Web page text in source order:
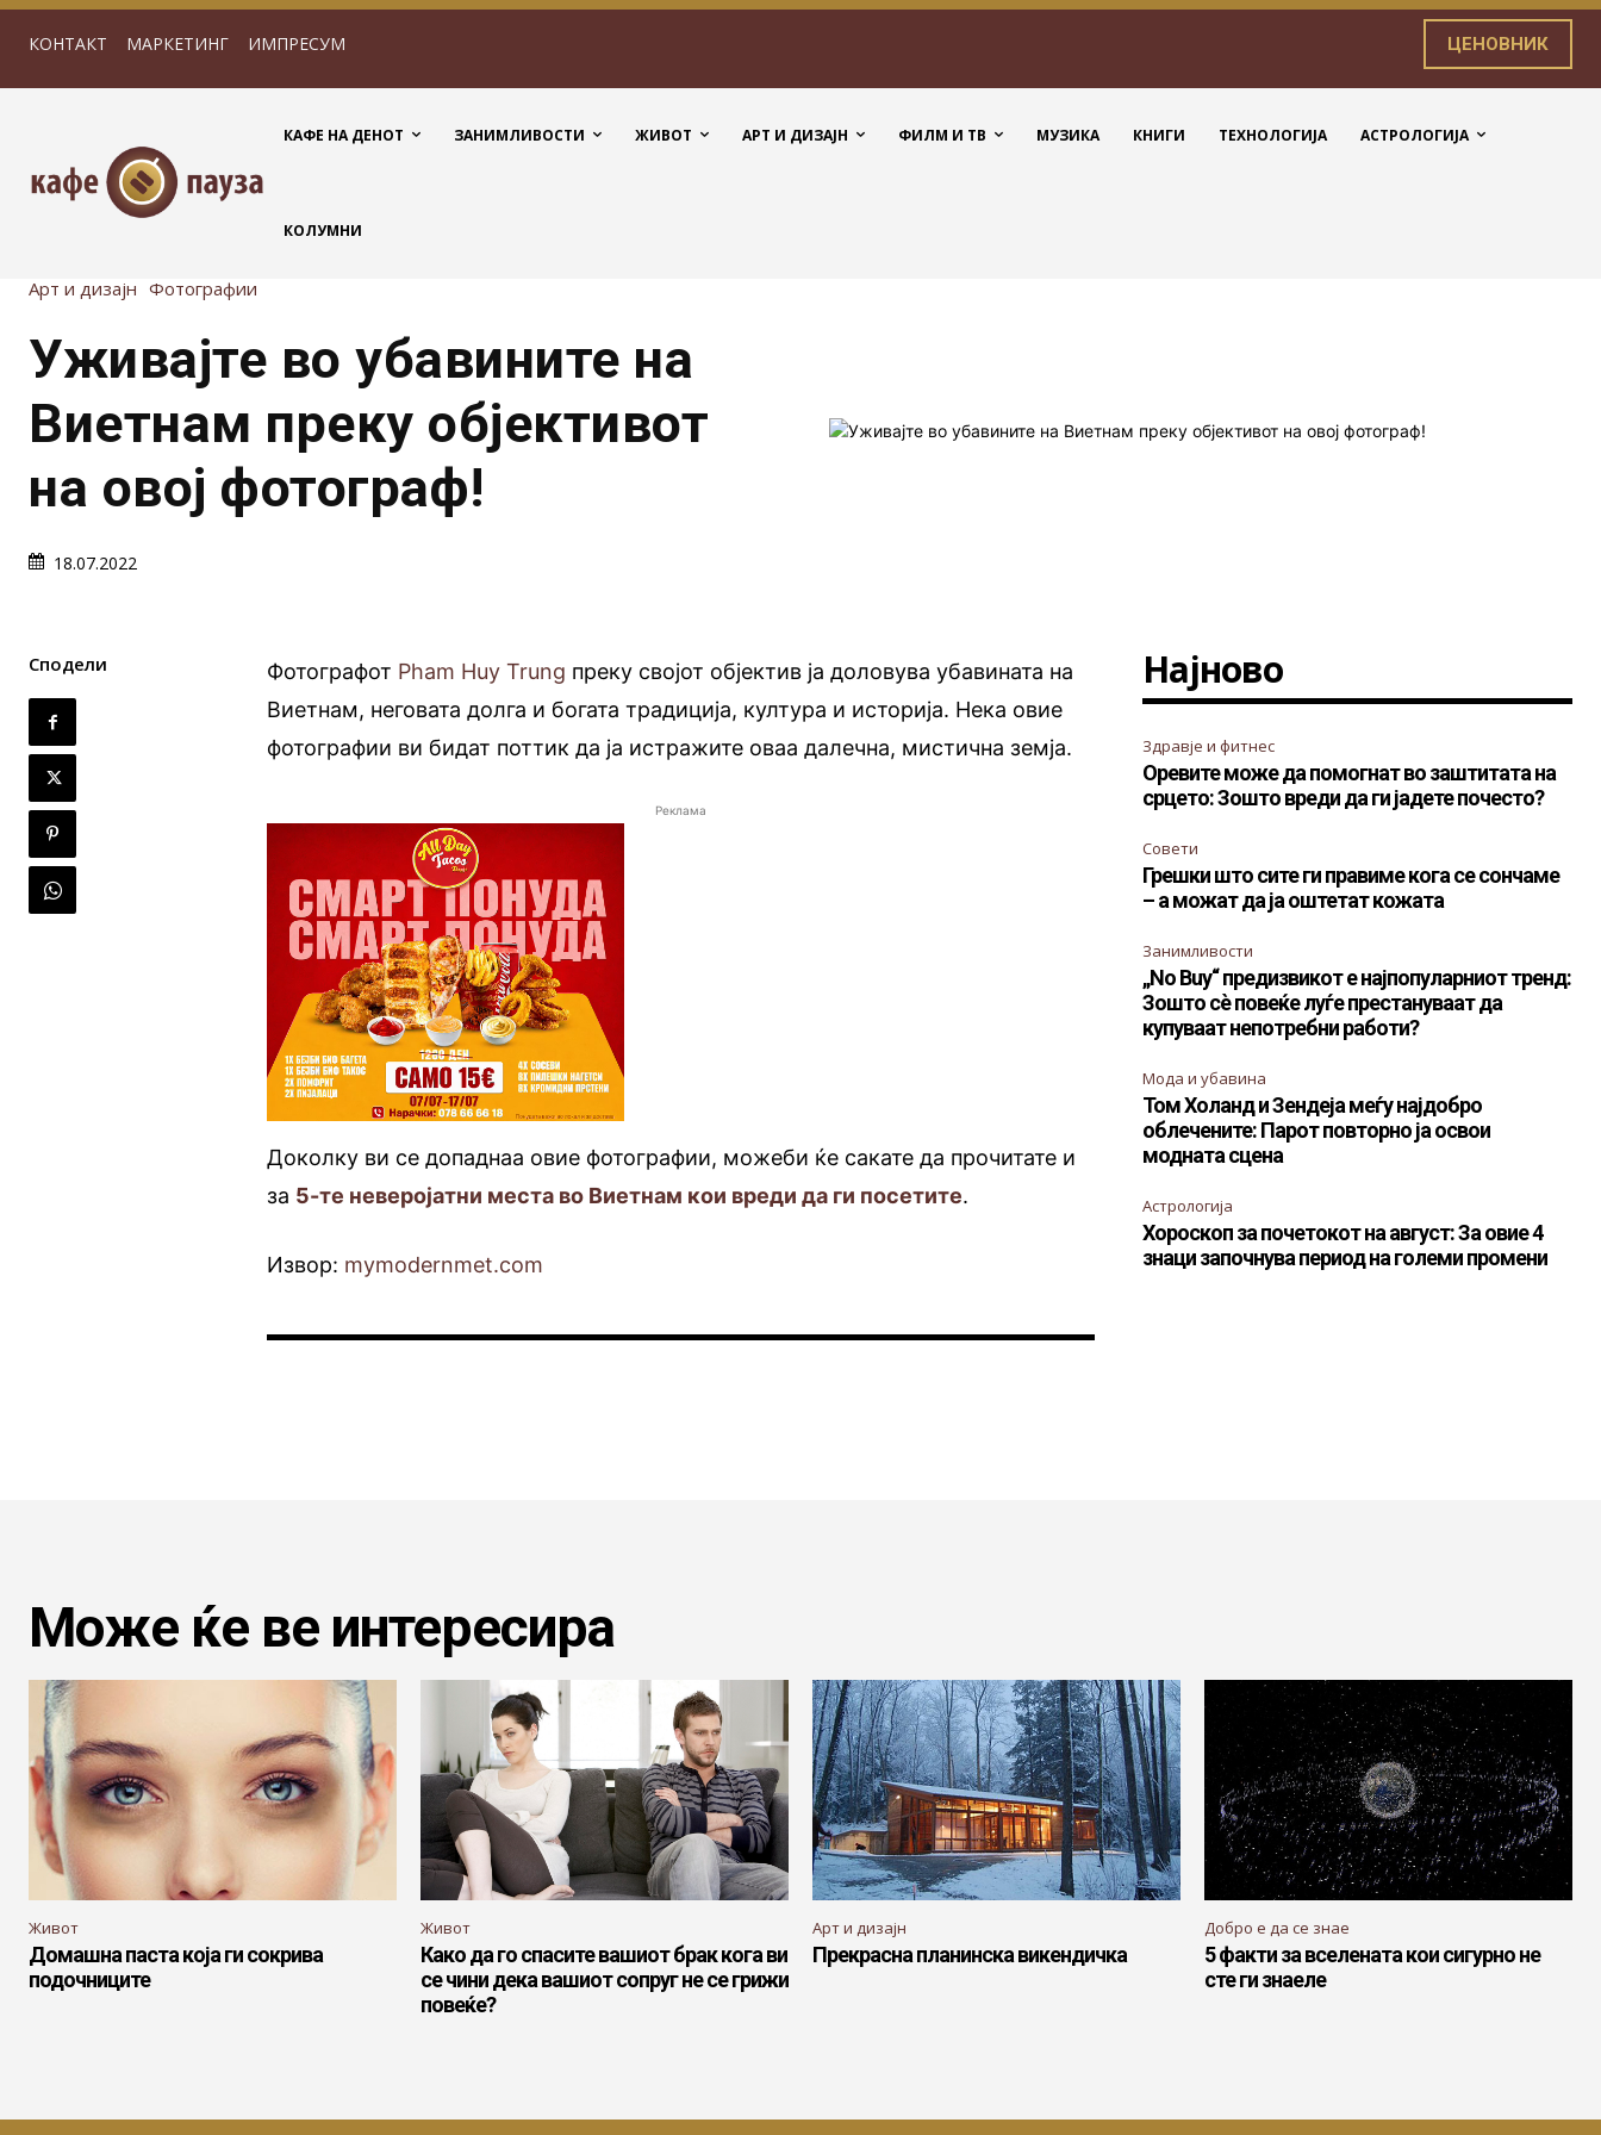
КОНТАКТ МАРКЕТИНГ ИМПРЕСУМ ЦЕНОВНИК
КАФЕ НА ДЕНОТ ЗАНИМЛИВОСТИ ЖИВОТ АРТ И ДИЗАЈН ФИЛМ И ТВ МУЗИКА КНИГИ ТЕХНОЛОГИЈА АСТРОЛОГИЈА
КОЛУМНИ
Арт и дизајн Фотографии
Уживајте во убавините на
Виетнам преку објективот
на овој фотограф!
18.07.2022
Сподели Фотографот Pham Huy Trung преку својот објектив ја доловува убавината на
Виетнам, неговата долга и богата традиција, култура и историја. Нека овие
фотографии ви бидат поттик да ја истражите оваа далечна, мистична земја.
Реклама
Доколку ви се допаднаа овие фотографии, можеби ќе сакате да прочитате и
за 5-те неверојатни места во Виетнам кои вреди да ги посетите.
Извор: mymodernmet.com
Најново
Здравје и фитнес
Оревите може да помогнат во заштитата на
срцето: Зошто вреди да ги јадете почесто?
Совети
Грешки што сите ги правиме кога се сончаме
– а можат да ја оштетат кожата
Занимливости
„No Buy“ предизвикот е најпопуларниот тренд:
Зошто сè повеќе луѓе престануваат да
купуваат непотребни работи?
Мода и убавина
Том Холанд и Зендеја меѓу најдобро
облечените: Парот повторно ја освои
модната сцена
Астрологија
Хороскоп за почетокот на август: За овие 4
знаци започнува период на големи промени
Може ќе ве интересира
Живот
Домашна паста која ги сокрива
подочниците
Живот
Како да го спасите вашиот брак кога ви
се чини дека вашиот сопруг не се грижи
повеќе?
Арт и дизајн
Прекрасна планинска викендичка
Добро е да се знае
5 факти за вселената кои сигурно не
сте ги знаеле